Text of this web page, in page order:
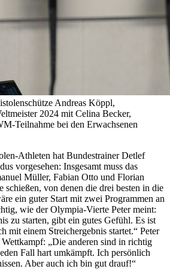
Andreas Köppl,
2024 mit Celina Becker,
Teilnahme bei den Erwachsenen
Athleten hat Bundestrainer Detlef
vorgesehen: Insgesamt muss das
Müller, Fabian Otto und Florian
schießen, von denen die drei besten in die
ein guter Start mit zwei Programmen an
wie der Olympia-Vierte Peter meint:
zu starten, gibt ein gutes Gefühl. Es ist
mit einem Streichergebnis startet.“ Peter
„Die anderen sind in richtig
Fall hart umkämpft. Ich persönlich
Aber auch ich bin gut drauf!“